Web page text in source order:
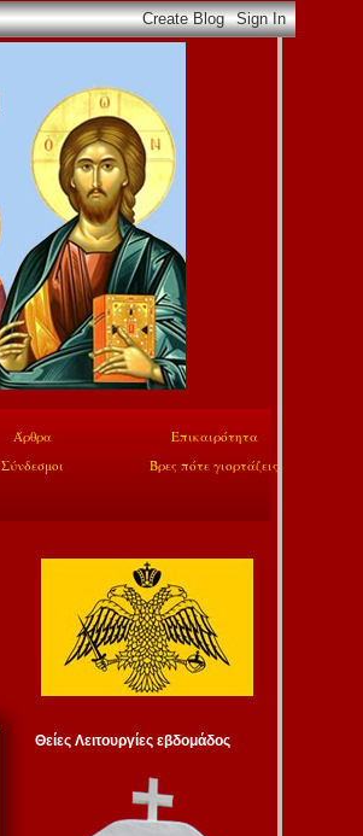
Άρθρα
Επικαιρότητα
Σύνδεσμοι
Βρες πότε γιορτάζεις
Θείες Λειτουργίες εβδομάδος